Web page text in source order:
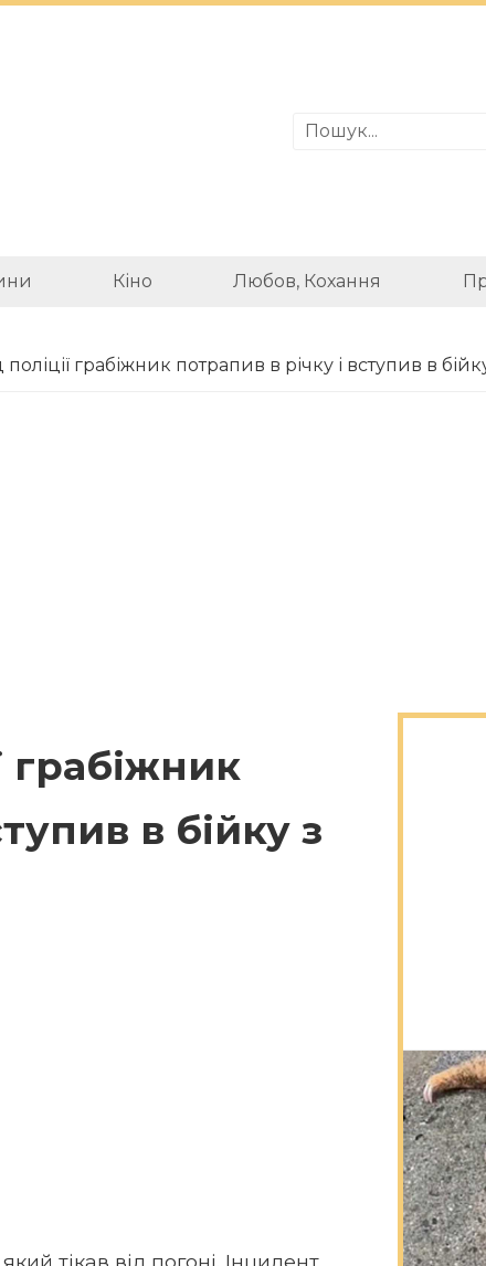
Кіно Любов, Кохання
поліції грабіжник потрапив в річку і вступив в
грабіжник
в бійку з
тікав від погоні. Інцидент